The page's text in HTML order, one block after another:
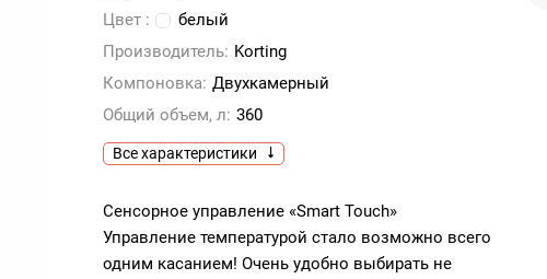
Цвет :
белый
Производитель: Korting
Компоновка: Двухкамерный
Общий объем, л: 360
Все характеристики
Сенсорное управление «Smart Touch»
Управление температурой стало возможно всего
одним касанием! Очень удобно выбирать не